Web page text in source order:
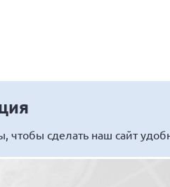
чтобы сделать наш сайт